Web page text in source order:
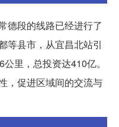
德段的线路已经进行了
等县市，从宜昌北站引
里，总投资达410亿。
，促进区域间的交流与